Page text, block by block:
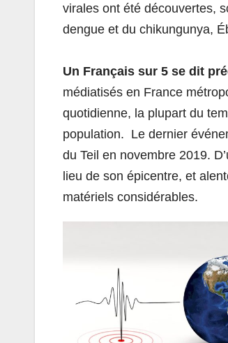
virales ont été découvertes,
dengue et du chikungunya,
Un Français sur 5 se dit
médiatisés en France
quotidienne, la plupart du
population. Le dernier
du Teil en novembre 2019.
lieu de son épicentre, et
matériels considérables.